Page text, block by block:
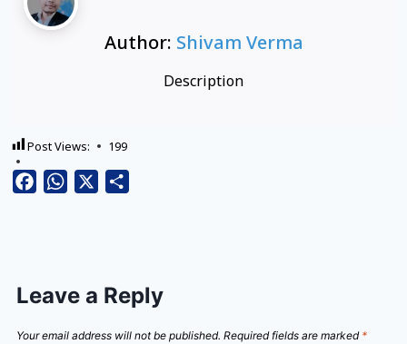
Author: Shivam Verma
Description
Post Views: 199
FacebookWhatsApp
Leave a Reply
Your email address will not be published. Required fields are marked *